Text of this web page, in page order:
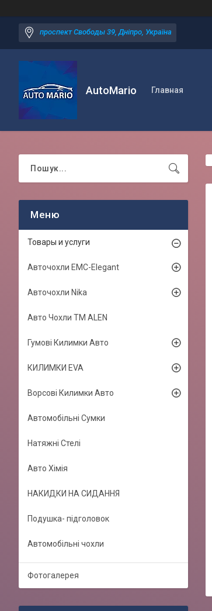
проспект Свободы 39, Дніпро, Україна
AutoMario Главная
Товары и услуги
Авточохли EMC-Elegant
Авточохли Nika
Авто Чохли TM ALEN
Гумові Килимки Авто
КИЛИМКИ EVA
Ворсові Килимки Авто
Автомобільні Сумки
Натяжні Стелі
Авто Хімія
НАКИДКИ НА СИДАННЯ
Подушка- підголовок
Автомобільні чохли
Фотогалерея